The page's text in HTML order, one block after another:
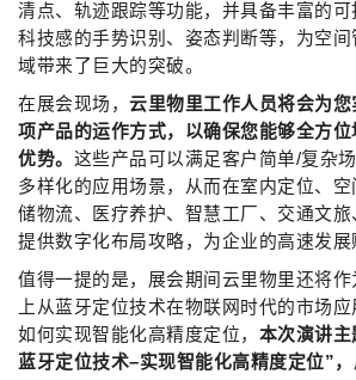
清点、轨迹跟踪等功能，并具备丰富的
科技感的手势识别、姿态判断等，为空
域带来了巨大的突破。
在展会现场， 云里物里工作人员将会为您
项产品的运作方式，以确保您能够全方
优势。 这些产品可以满足客户简单/复杂
多样化的应用场景，从而在室内定位、
储物流、医疗养护、智慧工厂、交通文
提供数字化布局攻略，为企业的高速发展
值得一提的是，展会期间云里物里还将
上从蓝牙定位技术在物联网时代的市场
如何实现智能化高精度定位， 本次演讲
蓝牙定位技术–实现智能化高精度定位”，